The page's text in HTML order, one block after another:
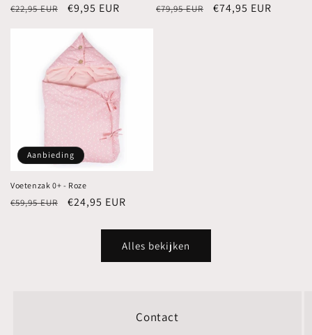
Normale
€22,95 EUR Aanbiedingsprijs
€9,95 EUR
Normale
€79,95 EUR Aanbiedingsprijs
€74,95 EUR
Aanbieding
Voetenzak 0+ - Roze
Normale
€59,95 EUR Aanbiedingsprijs
€24,95 EUR
Alles bekijken
Contact